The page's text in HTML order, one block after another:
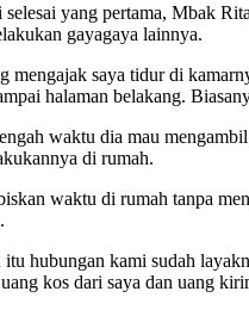
yang pertama, Mbak
gayagaya lainnya.
mengajak saya tidur di
halaman belakang.
waktu dia mau
di rumah.
waktu di rumah tanpa
hubungan kami sudah
kos dari saya dan uang